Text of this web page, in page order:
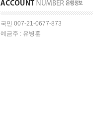
국민 007-21-0677-873
예금주 : 유병훈